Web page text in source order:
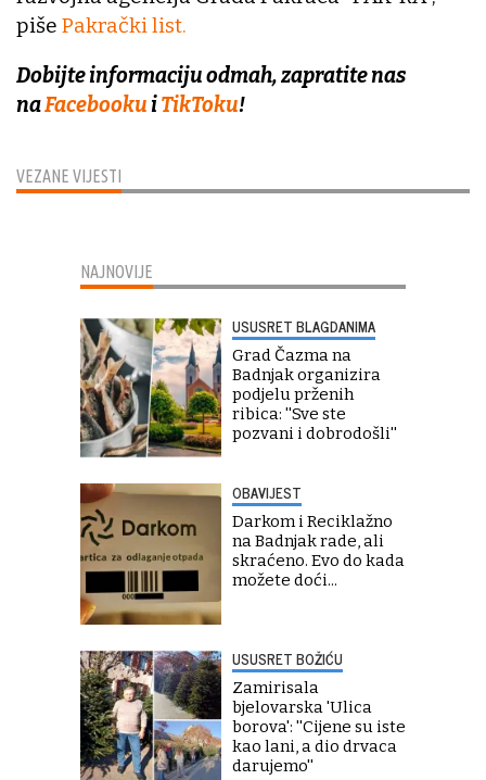
VEZANE VIJESTI
piše Pakrački list.
Dobijte informaciju odmah, zapratite nas
naFacebooku iTikToku!
NAJNOVIJE
USUSRET BLAGDANIMA
Grad Čazma na
Badnjak organizira
podjelu prženih
ribica: ''Sve ste
pozvani i dobrodošli''
OBAVIJEST
Darkom i Reciklažno
na Badnjak rade, ali
skraćeno. Evo do kada
možete doći...
USUSRET BOŽIĆU
Zamirisala
bjelovarska 'Ulica
borova': ''Cijene su iste
kao lani, a dio drvaca
darujemo''